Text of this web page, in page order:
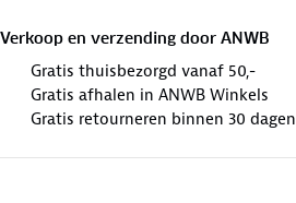
Verkoop en verzending door ANWB
Gratis thuisbezorgd vanaf 50,-
Gratis afhalen in ANWB Winkels
Gratis retourneren binnen 30 dagen